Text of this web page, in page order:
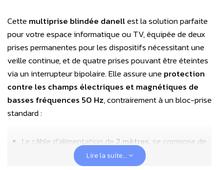
Cettemultiprise blindée danellest la solution parfaite
pour votre espace informatique ou TV, équipée de deux
prises permanentes pour les dispositifs nécessitant une
veille continue, et de quatre prises pouvant être éteintes
via un interrupteur bipolaire. Elle assure uneprotection
contre les champs électriques et magnétiques de
basses fréquences 50 Hz, contrairement à un bloc-prise
standard :
Le câble d’alimentation de 2 mètres , se compose de
trois fils (phase, terre, neutre),enveloppés dans
Lire la suite...